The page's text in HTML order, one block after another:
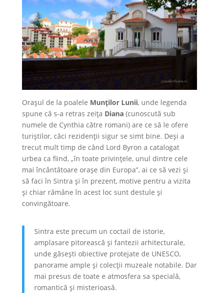
Orașul de la poalele Munților Lunii, unde legenda
spune că s-a retras zeița Diana(cunoscută sub
numele de Cynthia către romani) are ce să le ofere
turiștilor, căci rezidenții sigur se simt bine. Deși a
trecut mult timp de când Lord Byron a catalogat
urbea ca fiind, „în toate privințele, unul dintre cele
mai încântătoare orașe din Europa”, ai ce să vezi și
să faci în Sintra și în prezent, motive pentru a vizita
și chiar rămâne în acest loc sunt destule și
convingătoare.
Sintra este precum un coctail de istorie,
amplasare pitorească și fantezii arhitecturale,
unde găsești obiective protejate de UNESCO,
panorame ample și colecții muzeale notabile. Dar
mai presus de toate e atmosfera sa specială,
romantică și misterioasă.